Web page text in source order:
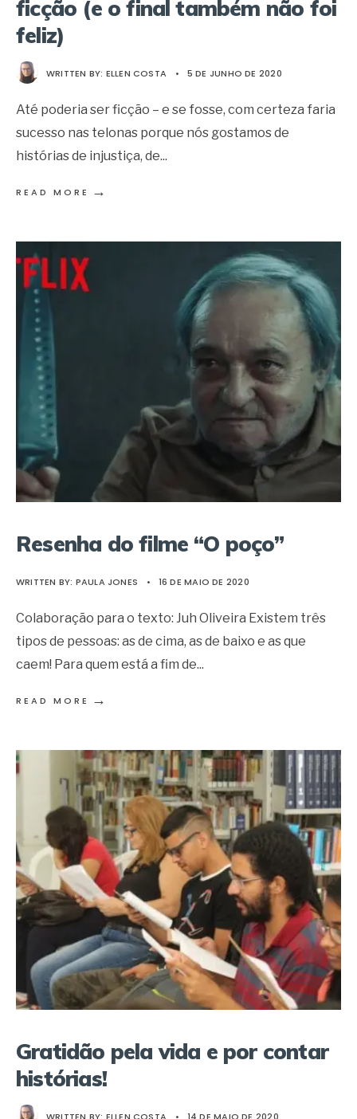
ficção (e o final também não foi
feliz)
WRITTEN BY: ELLEN COSTA • 5 DE JUNHO DE 2020
Até poderia ser ficção – e se fosse, com certeza faria
sucesso nas telonas porque nós gostamos de
histórias de injustiça, de...
READ MORE →
Resenha do filme “O poço”
WRITTEN BY: PAULA JONES • 16 DE MAIO DE 2020
Colaboração para o texto: Juh Oliveira Existem três
tipos de pessoas: as de cima, as de baixo e as que
caem! Para quem está a fim de...
READ MORE →
Gratidão pela vida e por contar
histórias!